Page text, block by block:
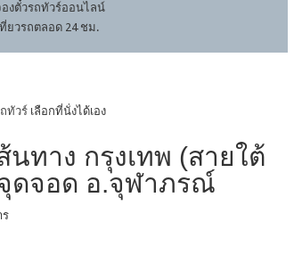
องตั๋วรถทัวร์ออนไลน์
ยวรถตลอด 24 ชม.
ทัวร์เลือกที่นั่งได้เอง
ทาง กรุงเทพ (สายใต้
ดจอด อ.จุฬาภรณ์